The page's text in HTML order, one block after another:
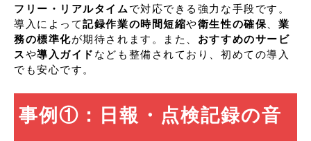
フリー・リアルタイム で対応できる強力な手段です。
導入によって記録作業の時間短縮や衛生性の確保
業
務の標準化が期待されます。また、 おすすめのサービ
スや導入ガイド なども整備されており、初めての導入
でも安心です。
事例①：日報・点検記録の音